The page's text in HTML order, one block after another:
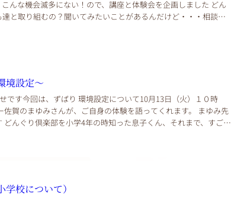
んな機会滅多にない！ので、講座と体験会を企画しました どん
と取り組むの？聞いてみたいことがあるんだけど・・・相談し
境設定〜
です今回は、ずばり 環境設定について10月13日（火）１０時
賀のまゆみさんが、ご自身の体験を語ってくれます。 まゆみ先
んぐり倶楽部を小学4年の時知った息子くん、それまで、すごい
校について）